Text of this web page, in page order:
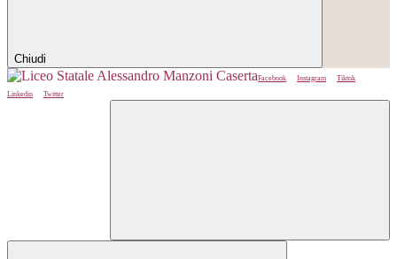
Chiudi
Facebook Instagram
Tiktok
Linkedin
Twitter